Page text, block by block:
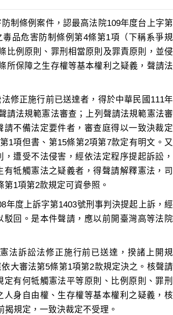
制條例案件，認最高法院109年度台上字第
品危害防制條例第4條第1項（下稱系爭規
比例原則、罪刑相當原則及罪責原則，並侵
所保障之生存權等基本權利之疑義，聲請法
修正施行前已送達者，得於中華民國111年
請法規範憲法審查；上列聲請法規範憲法審
不備法定要件者，審查庭得以一致決裁定
1項但書、第15條第2項第7款定有明文。又
遭受不法侵害，經依法定程序提起訴訟，
牴觸憲法之疑義者，得聲請解釋憲法，司
年度上訴字第1403號刑事判決提起上訴，經
回。是本件聲請，應以前開臺灣高等法院
法訴訟法修正施行前已送達，揆諸上開規
大審法第5條第1項第2款規定決之。核聲請
有何牴觸憲法平等原則、比例原則、罪刑
身自由權、生存權等基本權利之疑義，核
規定，一致決裁定不受理。